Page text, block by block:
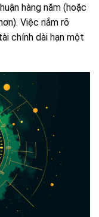
hàng năm (hoặc
Việc nắm rõ
chính dài hạn một